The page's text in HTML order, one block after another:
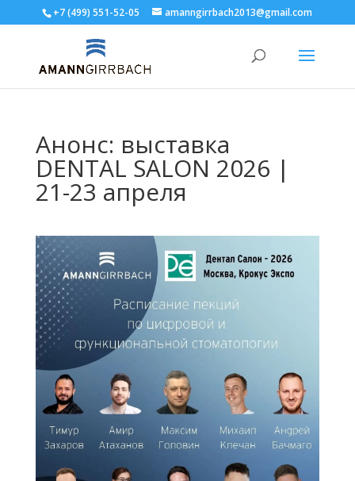
+7 (499) 551-52-05 amanngirrbach2013@gmail.com
Анонс: выставка
DENTAL SALON 2026 |
21-23 апреля